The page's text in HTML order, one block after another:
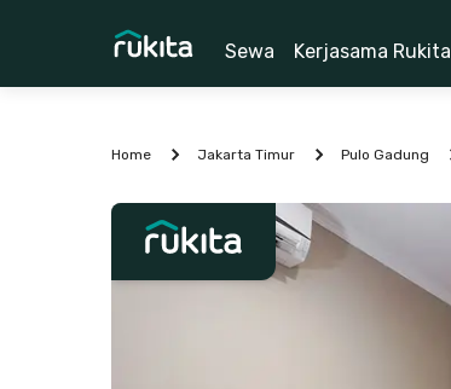
Sewa Kerjasama Rukita
Home Jakarta Timur Pulo Gadung